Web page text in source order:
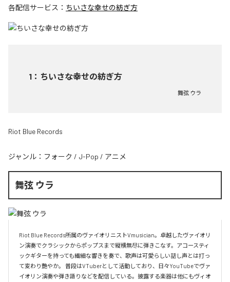
各配信サービス： ちいさな幸せの紡ぎ方
1 ： ちいさな幸せの紡ぎ方
舞弦 ウラ
Riot Blue Records
ジャンル： フォーク / J-Pop / アニメ
舞弦 ウラ
Riot Blue Records所属のヴァイオリニストVmusician。卓越したヴァイオリ
ン演奏でクラシックからポップスまで縦横無尽に弾きこなす。アコースティ
ックギターを持っても繊細な響きを奏で、歌声は可愛らしい話し声とは打っ
て変わり艷やか。 普段はVTuberとして活動しており、日々YouTubeでヴァ
イオリン演奏や弾き語りなどを配信している。披露する楽器は他にもヴィオ